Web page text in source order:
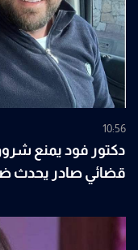
10:56
دكتور فود يمنع
قضائي صادر يحدث